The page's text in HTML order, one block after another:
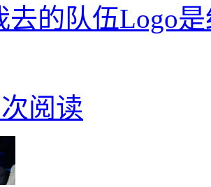
去的队伍Logo
阅读